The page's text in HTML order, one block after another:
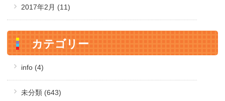
2017年2月 (11)
カテゴリー
info (4)
未分類 (643)